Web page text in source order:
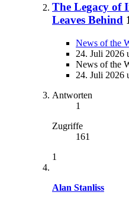
The Legacy of
Leaves Behind
News of the
24. Juli 2026
News of the
24. Juli 2026
Antworten
1
Zugriffe
161
1
Alan Stanliss